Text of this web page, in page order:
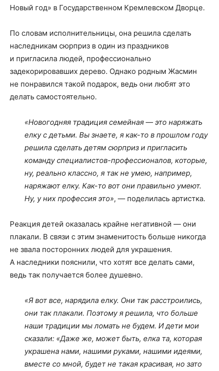
Новый год» в Государственном Кремлевском Дворце.
По словам исполнительницы, она решила сделать
наследникам сюрприз в один из праздников
и пригласила людей, профессионально
задекорировавших дерево. Однако родным Жасмин
не понравился такой подарок, ведь они любят это
делать самостоятельно.
«Новогодняя традиция семейная — это наряжать
елку с детьми. Вы знаете, я как-то в прошлом году
решила сделать детям сюрприз и пригласить
команду специалистов-профессионалов, которые,
ну, реально классно, я так не умею, например,
наряжают елку. Как-то вот они правильно умеют.
Ну, у них профессия это», — поделилась артистка.
Реакция детей оказалась крайне негативной — они
плакали. В связи с этим знаменитость больше никогда
не звала посторонних людей для украшения.
А наследники пояснили, что хотят все делать сами,
ведь так получается более душевно.
«Я вот все, нарядила елку. Они так расстроились,
они так плакали. Поэтому я решила, что больше
наши традиции мы ломать не будем. И дети мои
сказали: «Даже же, может быть, елка та, которая
украшена нами, нашими руками, нашими идеями,
вместе со мной, будет не такая красивая, но зато